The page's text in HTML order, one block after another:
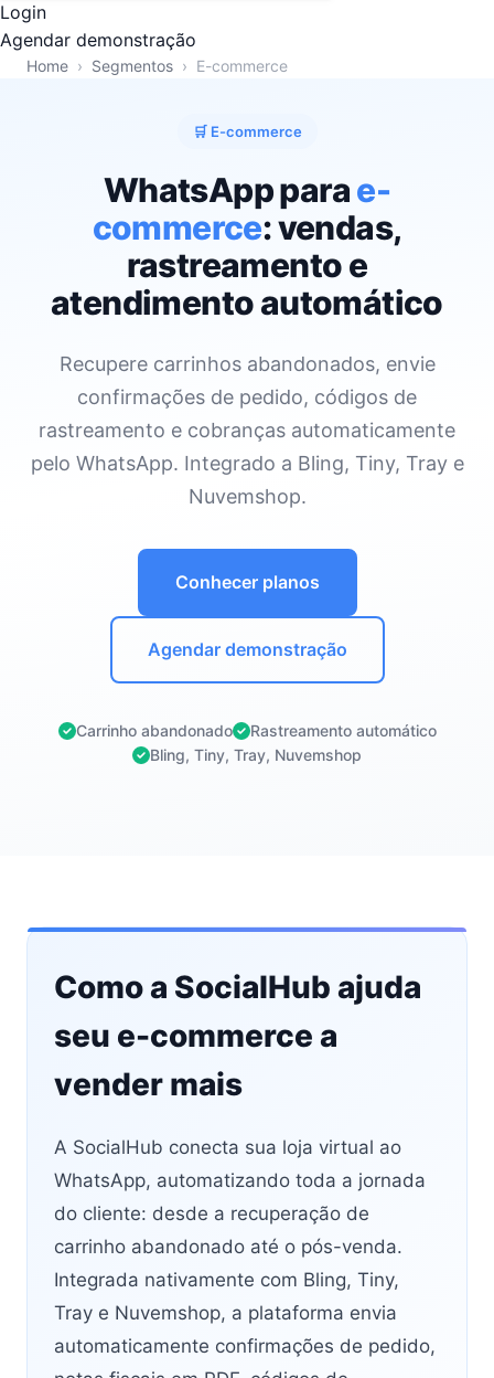
Login
Agendar demonstração
Home › Segmentos › E-commerce
🛒 E-commerce
WhatsApp parae-
commerce: vendas,
rastreamento e
atendimento automático
Recupere carrinhos abandonados, envie
confirmações de pedido, códigos de
rastreamento e cobranças automaticamente
pelo WhatsApp. Integrado a Bling, Tiny, Tray e
Nuvemshop.
Conhecer planos
Agendar demonstração
Carrinho abandonado
Rastreamento automático
Bling, Tiny, Tray, Nuvemshop
Como a SocialHub ajuda
seu e-commerce a
vender mais
A SocialHub conecta sua loja virtual ao
WhatsApp, automatizando toda a jornada
do cliente: desde a recuperação de
carrinho abandonado até o pós-venda.
Integrada nativamente com Bling, Tiny,
Tray e Nuvemshop, a plataforma envia
automaticamente confirmações de pedido,